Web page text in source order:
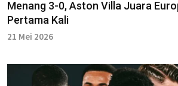
Menang 3-0, Aston Villa Juara
Pertama Kali
21 Mei 2026